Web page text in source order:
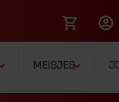
MEISJES